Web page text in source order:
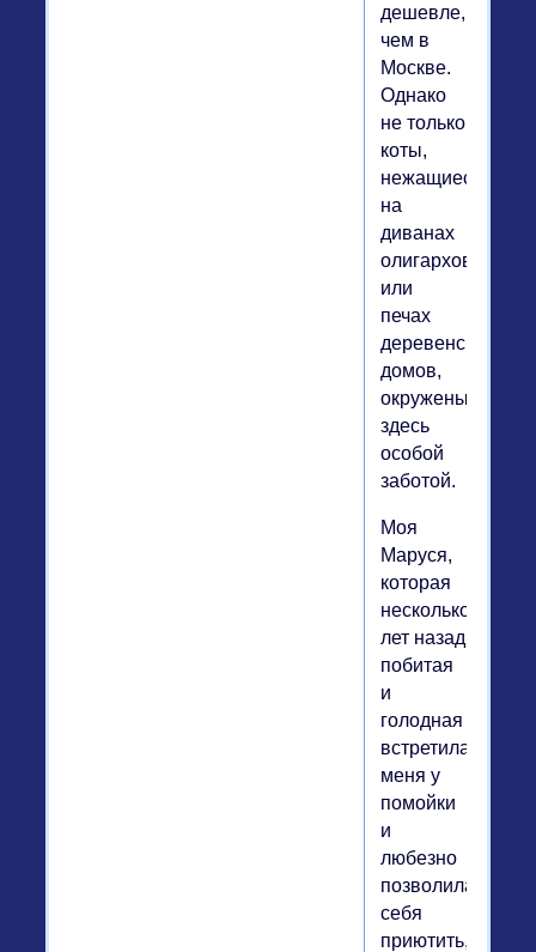
дешевле,
чем в
Москве.
Однако
не только
коты,
нежащиеся
на
диванах
олигархов
или
печах
деревенских
домов,
окружены
здесь
особой
заботой.
Моя
Маруся,
которая
несколько
лет назад
побитая
и
голодная
встретила
меня у
помойки
и
любезно
позволила
себя
приютить,